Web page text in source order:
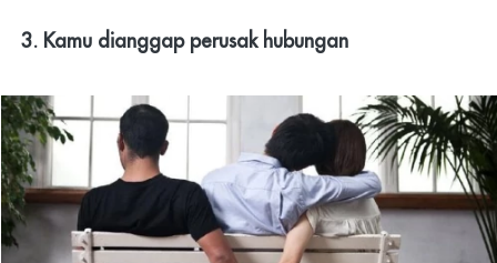
3. Kamu dianggap perusak hubungan